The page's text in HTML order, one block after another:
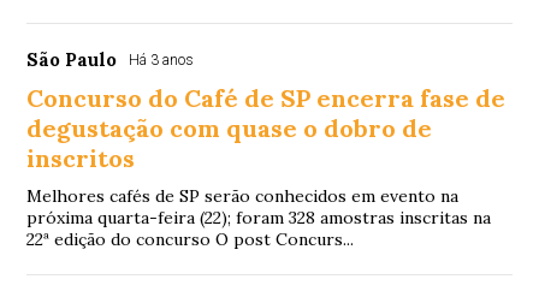
São Paulo Há 3 anos
Concurso do Café de SP encerra fase de
degustação com quase o dobro de
inscritos
Melhores cafés de SP serão conhecidos em evento na
próxima quarta-feira (22); foram 328 amostras inscritas na
22ª edição do concurso O post Concurs...